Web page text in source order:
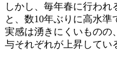
しかし、毎年春に行われ
と、数10年ぶりに高水準
実感は湧きにくいものの
与それぞれが上昇してい